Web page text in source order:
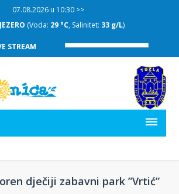
07.08.2026 u 10:30 >>
(Voda: 29 °C, Salinitet: 33 g/L)
STREAM
dječiji zabavni park ”Vrtić”